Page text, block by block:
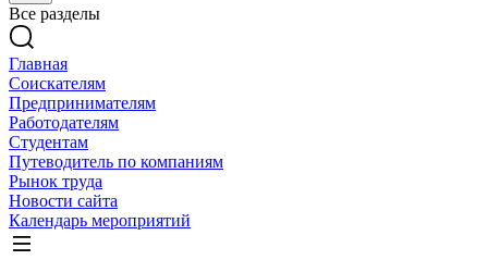
Все разделы
Главная
Соискателям
Предпринимателям
Работодателям
Студентам
Путеводитель по компаниям
Рынок труда
Новости сайта
Календарь мероприятий